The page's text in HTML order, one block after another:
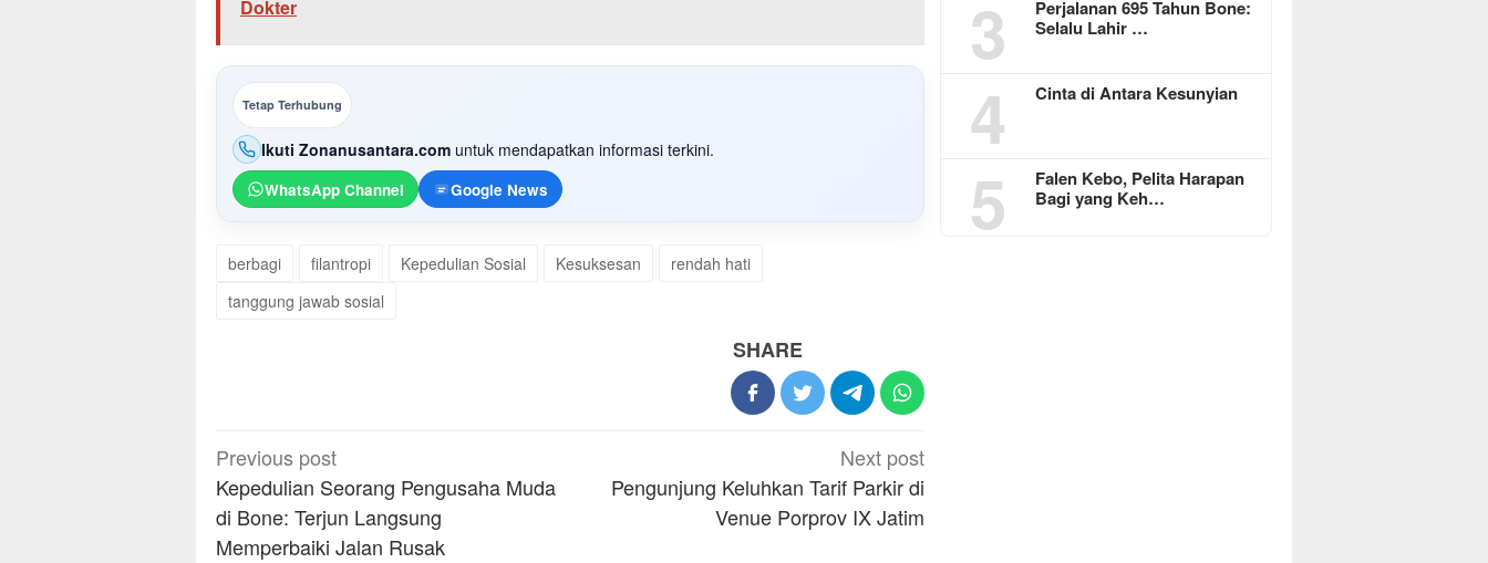
Dokter
Tetap Terhubung
Ikuti Zonanusantara.com untuk mendapatkan informasi terkini.
WhatsApp Channel Google News
berbagi filantropi Kepedulian Sosial Kesuksesan
rendah hati
tanggung jawab sosial
SHARE
Post
navigation
Previous post
Kepedulian Seorang Pengusaha Muda
di Bone: Terjun Langsung
Memperbaiki Jalan Rusak
Next post
Pengunjung Keluhkan Tarif Parkir di
Venue Porprov IX Jatim
3
Perjalanan 695 Tahun Bone:
Selalu Lahir …
4 Cinta di Antara Kesunyian
5
Falen Kebo, Pelita Harapan
Bagi yang Keh…